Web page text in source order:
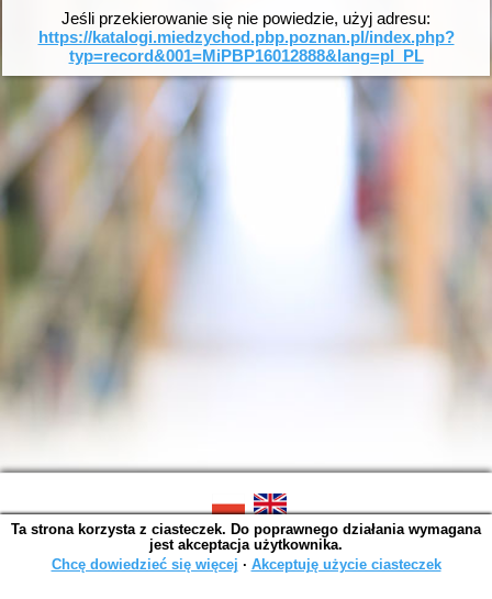
Jeśli przekierowanie się nie powiedzie, użyj adresu:
https://katalogi.miedzychod.pbp.poznan.pl/index.php?
typ=record&001=MiPBP16012888&lang=pl_PL
SOWA OPAC v. 6.11.7 (2026-07-08)
Wygenerowano w 0,0044 s.
Ta strona korzysta z ciasteczek. Do poprawnego działania wymagana
jest akceptacja użytkownika.
Chcę dowiedzieć się więcej ∙ Akceptuję użycie ciasteczek